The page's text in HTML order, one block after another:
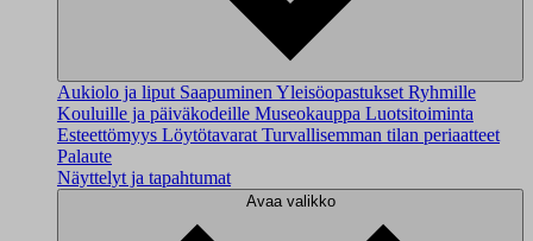
Aukiolo ja liput Saapuminen Yleisöopastukset Ryhmille
Kouluille ja päiväkodeille Museokauppa Luotsitoiminta
Esteettömyys Löytötavarat Turvallisemman tilan periaatteet
Palaute
Näyttelyt ja tapahtumat
Avaa valikko